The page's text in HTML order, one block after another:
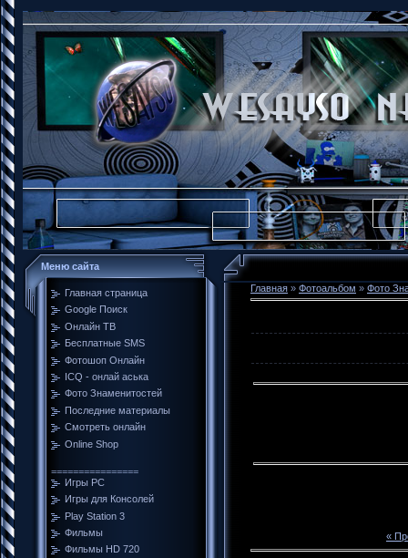
Меню сайта
Главная страница
Google Поиск
Онлайн ТВ
Бесплатные SMS
Фотошоп Онлайн
ICQ - онлай аська
Фото Знаменитостей
Последние материалы
Смотреть онлайн
Online Shop
================
Игры PC
Игры для Консолей
Play Station 3
Фильмы
Фильмы HD 720
Главная » Фотоальбом » Фото
«